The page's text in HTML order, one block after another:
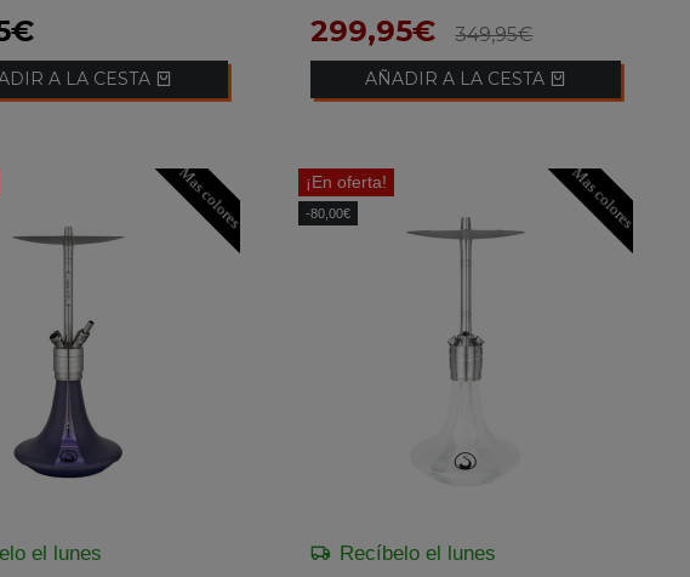
A LA CESTA
299,95€ 349,95€
AÑADIR A LA CESTA
Mas colores
el lunes
Mas colores
¡En oferta!
-80,00€
Recíbelo el lunes